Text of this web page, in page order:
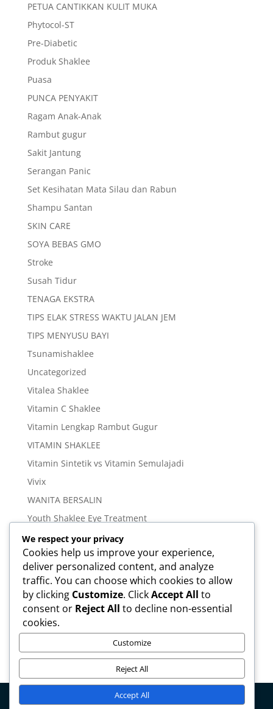
PETUA CANTIKKAN KULIT MUKA
Phytocol-ST
Pre-Diabetic
Produk Shaklee
Puasa
PUNCA PENYAKIT
Ragam Anak-Anak
Rambut gugur
Sakit Jantung
Serangan Panic
Set Kesihatan Mata Silau dan Rabun
Shampu Santan
SKIN CARE
SOYA BEBAS GMO
Stroke
Susah Tidur
TENAGA EKSTRA
TIPS ELAK STRESS WAKTU JALAN JEM
TIPS MENYUSU BAYI
Tsunamishaklee
Uncategorized
Vitalea Shaklee
Vitamin C Shaklee
Vitamin Lengkap Rambut Gugur
VITAMIN SHAKLEE
Vitamin Sintetik vs Vitamin Semulajadi
Vivix
WANITA BERSALIN
Youth Shaklee Eye Treatment
YOUTH SKIN CARE SERIES
Meta
Log in
Entries feed
Comments feed
We respect your privacy
Cookies help us improve your experience,
deliver personalized content, and analyze
traffic. You can choose which cookies to allow
by clicking Customize. ClickAccept All to
consent or Reject All to decline non-essential
cookies.
Customize
Reject All
Accept All